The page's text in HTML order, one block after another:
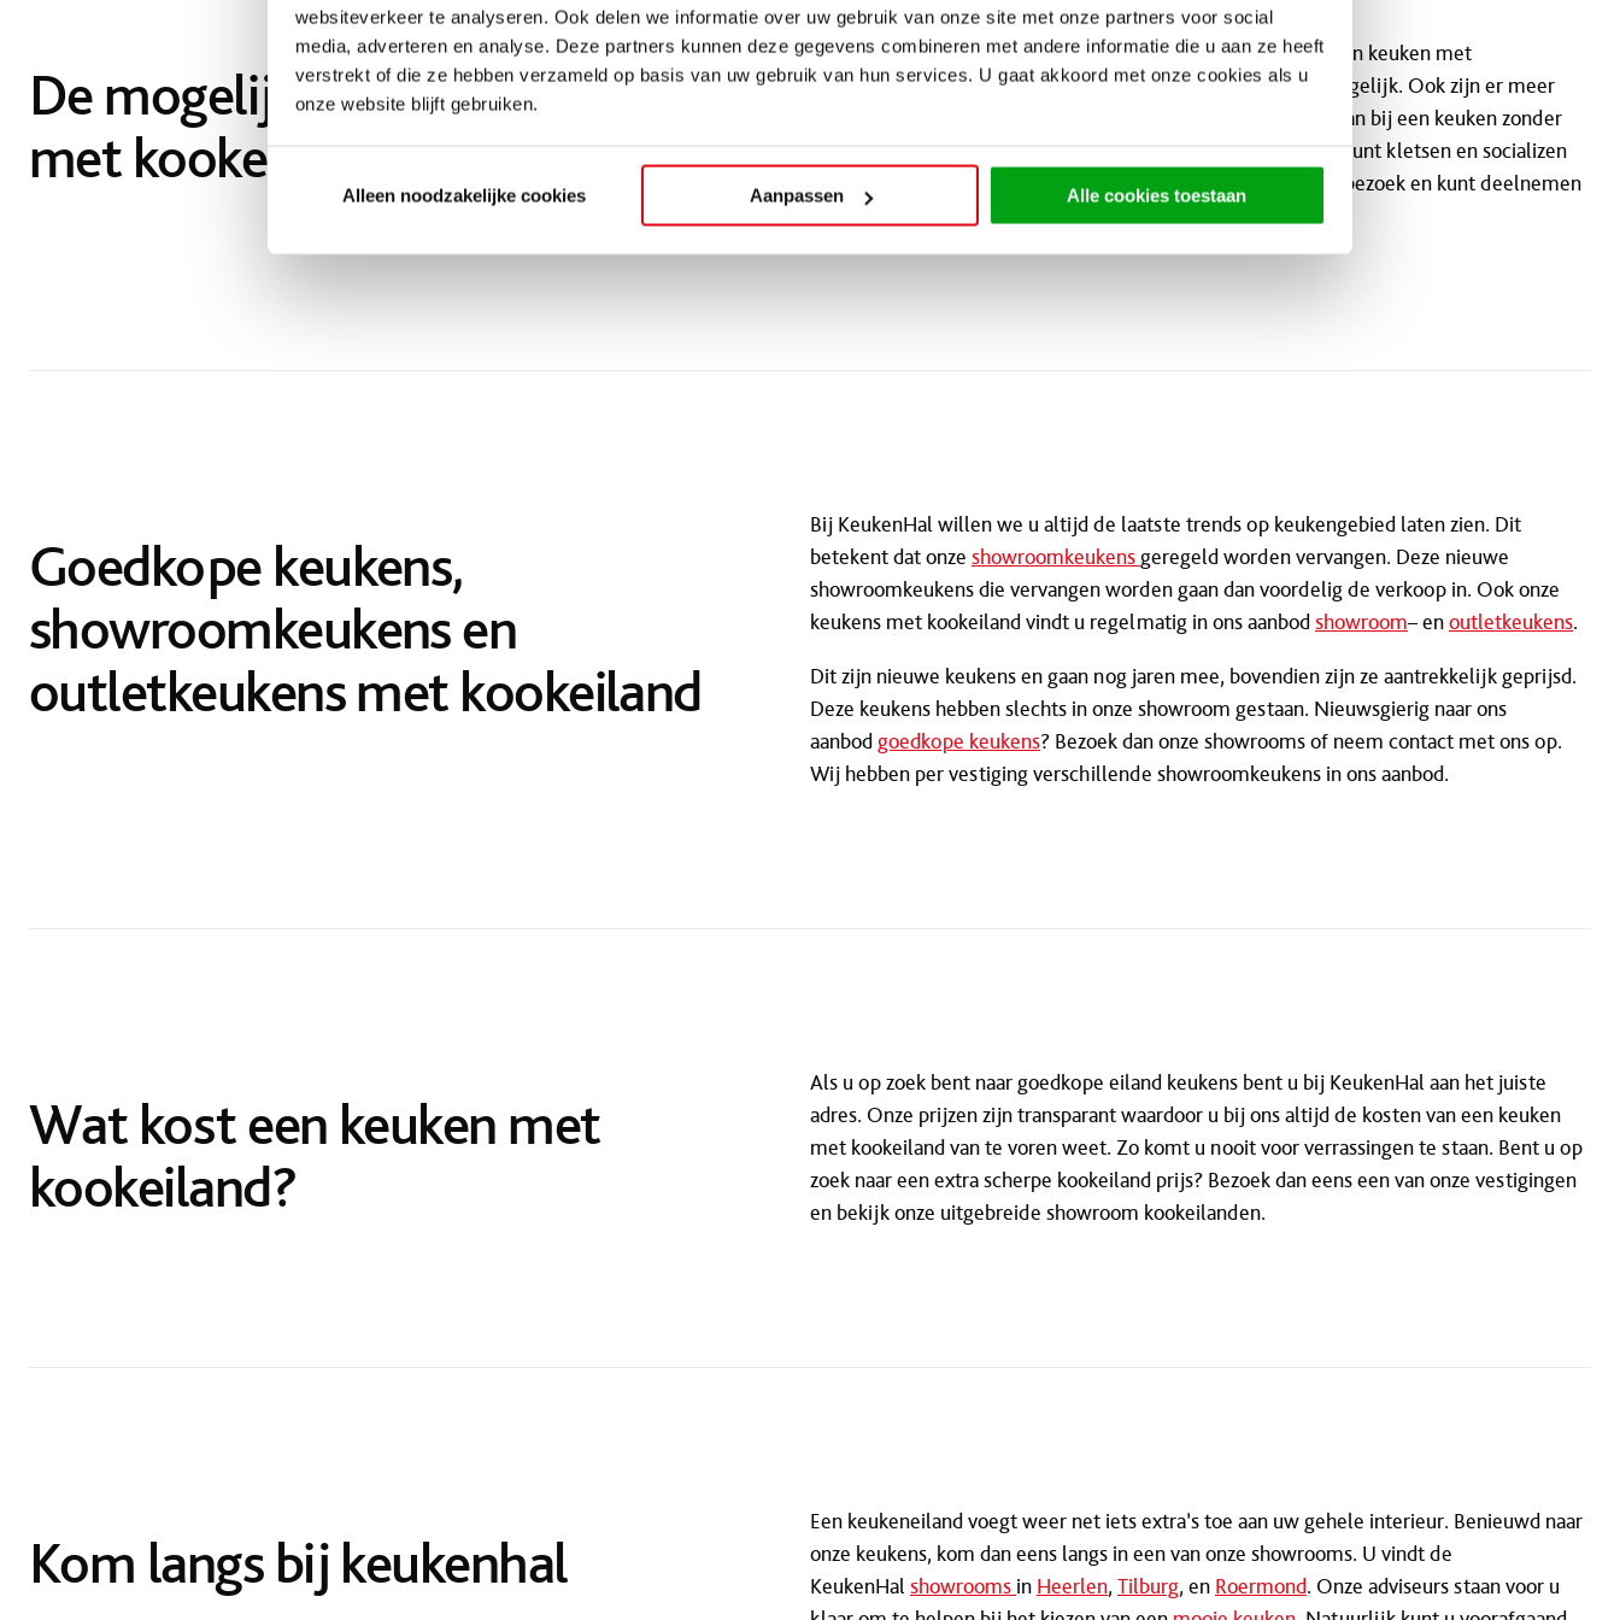
websiteverkeer te analyseren. Ook delen we informatie over uw gebruik van onze site met onze partners voor social
media, adverteren en analyse. Deze partners kunnen deze gegevens combineren met andere informatie die u aan ze heeft
verstrekt of die ze hebben verzameld op basis van uw gebruik van hun services. U gaat akkoord met onze cookies als u
onze website blijft gebruiken.
Alleen noodzakelijke cookies Aanpassen Alle cookies toestaan
De mogelijkheden van keukens
met kookeiland
Eilandkeukens zijn zeer populair. En dat is niet voor niets. In een keuken met
keukeneiland is het heerlijk koken met meerdere personen tegelijk. Ook zijn er meer
opbergmogelijkheden en beschikt u over meer werkruimte dan bij een keuken zonder
eiland. Nog een voordeel is dat u tijdens het keuken gewoon kunt kletsen en socializen
met uw vrienden en familie. U staat niet met de rug naar uw bezoek en kunt deelnemen
aan alle gesprekken. Wel zo gezellig.
Goedkope keukens,
showroomkeukens en
outletkeukens met kookeiland
Bij KeukenHal willen we u altijd de laatste trends op keukengebied laten zien. Dit
betekent dat onze showroomkeukens geregeld worden vervangen. Deze nieuwe
showroomkeukens die vervangen worden gaan dan voordelig de verkoop in. Ook onze
keukens met kookeiland vindt u regelmatig in ons aanbodshowroom– enoutletkeukens.
Dit zijn nieuwe keukens en gaan nog jaren mee, bovendien zijn ze aantrekkelijk geprijsd.
Deze keukens hebben slechts in onze showroom gestaan. Nieuwsgierig naar ons
aanbod goedkope keukens? Bezoek dan onze showrooms of neem contact met ons op.
Wij hebben per vestiging verschillende showroomkeukens in ons aanbod.
Wat kost een keuken met
kookeiland?
Als u op zoek bent naar goedkope eiland keukens bent u bij KeukenHal aan het juiste
adres. Onze prijzen zijn transparant waardoor u bij ons altijd de kosten van een keuken
met kookeiland van te voren weet. Zo komt u nooit voor verrassingen te staan. Bent u op
zoek naar een extra scherpe kookeiland prijs? Bezoek dan eens een van onze vestigingen
en bekijk onze uitgebreide showroom kookeilanden.
Kom langs bij keukenhal
Een keukeneiland voegt weer net iets extra’s toe aan uw gehele interieur. Benieuwd naar
onze keukens, kom dan eens langs in een van onze showrooms. U vindt de
KeukenHalshowrooms in Heerlen, Tilburg, en Roermond. Onze adviseurs staan voor u